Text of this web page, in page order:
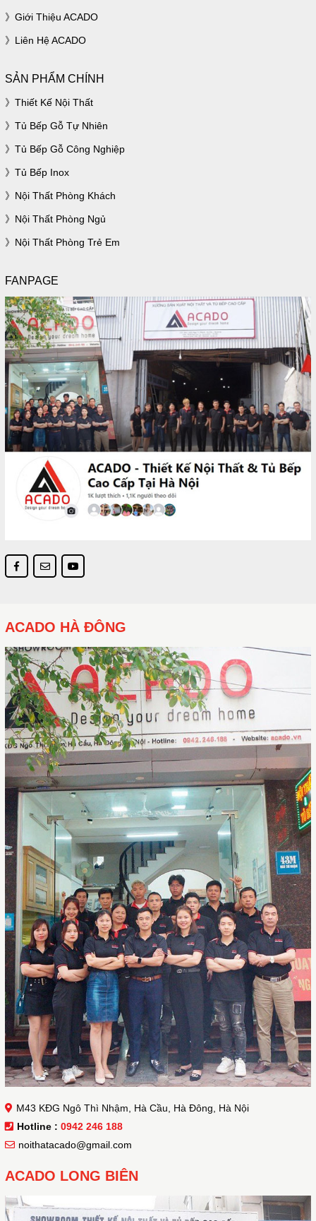
Giới Thiệu ACADO
Liên Hệ ACADO
SẢN PHẨM CHÍNH
Thiết Kế Nội Thất
Tủ Bếp Gỗ Tự Nhiên
Tủ Bếp Gỗ Công Nghiệp
Tủ Bếp Inox
Nội Thất Phòng Khách
Nội Thất Phòng Ngủ
Nội Thất Phòng Trẻ Em
FANPAGE
ACADO HÀ ĐÔNG
M43 KĐG Ngô Thì Nhậm, Hà Cầu, Hà Đông, Hà Nội
Hotline : 0942 246 188
noithatacado@gmail.com
ACADO LONG BIÊN